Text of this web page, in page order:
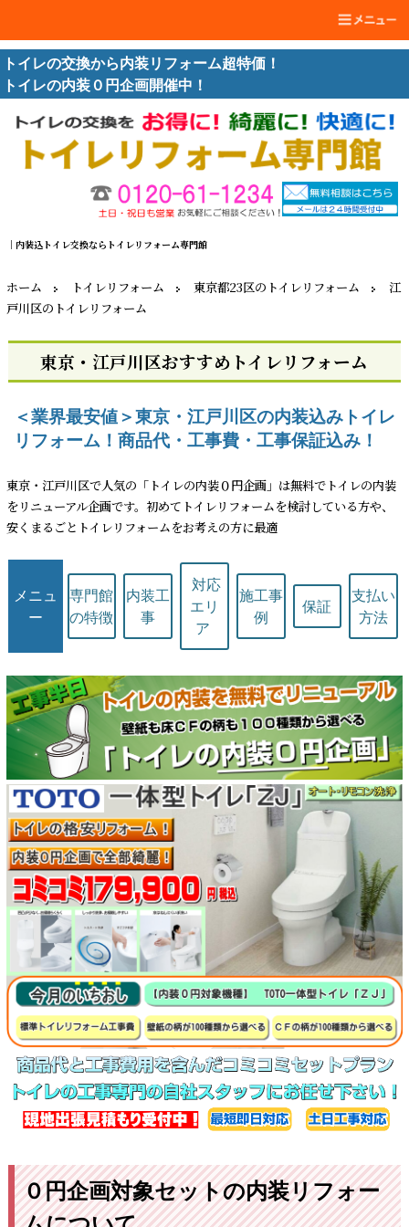
トイレの交換から内装リフォーム超特価！
トイレの内装０円企画開催中！
｜内装込トイレ交換ならトイレリフォーム専門館
ホーム トイレリフォーム 東京都23区のトイレリフォーム
江
戸川区のトイレリフォーム
東京・江戸川区おすすめトイレリフォーム
＜業界最安値＞東京・江戸川区の内装込みトイレ
リフォーム！商品代・工事費・工事保証込み！
東京・江戸川区で人気の「トイレの内装０円企画」は無料でトイレの内装
をリニューアル企画です。初めてトイレリフォームを検討している方や、
安くまるごとトイレリフォームをお考えの方に最適
メニュ
ー
専門館
の特徴
内装工
事
対応
エリ
ア
施工事
例
保証
支払い
方法
０円企画対象セットの内装リフォー